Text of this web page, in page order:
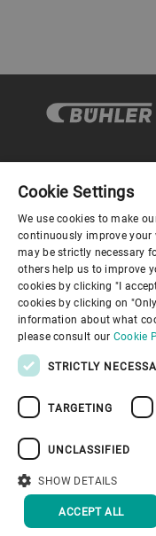
Corporate
Über Bühler
Nützliche
Youtube Privacy
Cookie Settings
We use cookies to make
continuously improve your
may be strictly necessary
others help us to improve
cookies by clicking "I
cookies by clicking on
information about what
please consult our Cookie
STRICTLY
TARGETING
UNCLASSIFIED
SHOW DETAILS
ACCEPT ALL